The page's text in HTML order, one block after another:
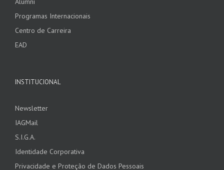
Programas Internacionais
Centro de Carreira
EAD
INSTITUCIONAL
Newsletter
IAGMail
S.I.G.A.
Identidade Corporativa
Privacidade e Proteção de Dados Pessoais